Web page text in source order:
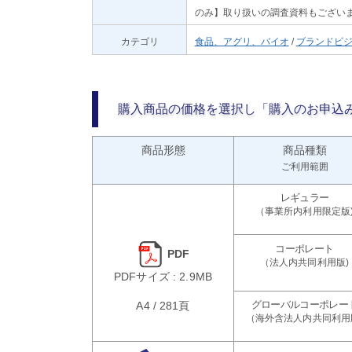
のみ】取り扱いの調査資料もござい
カテゴリ 食品、アグリ、バイオ / ブランドビ
購入商品の価格を選択し「購入のお申込
商品形態 商品種類
ご利用範囲
PDF
PDFサイズ : 2.9MB
A4 / 281頁